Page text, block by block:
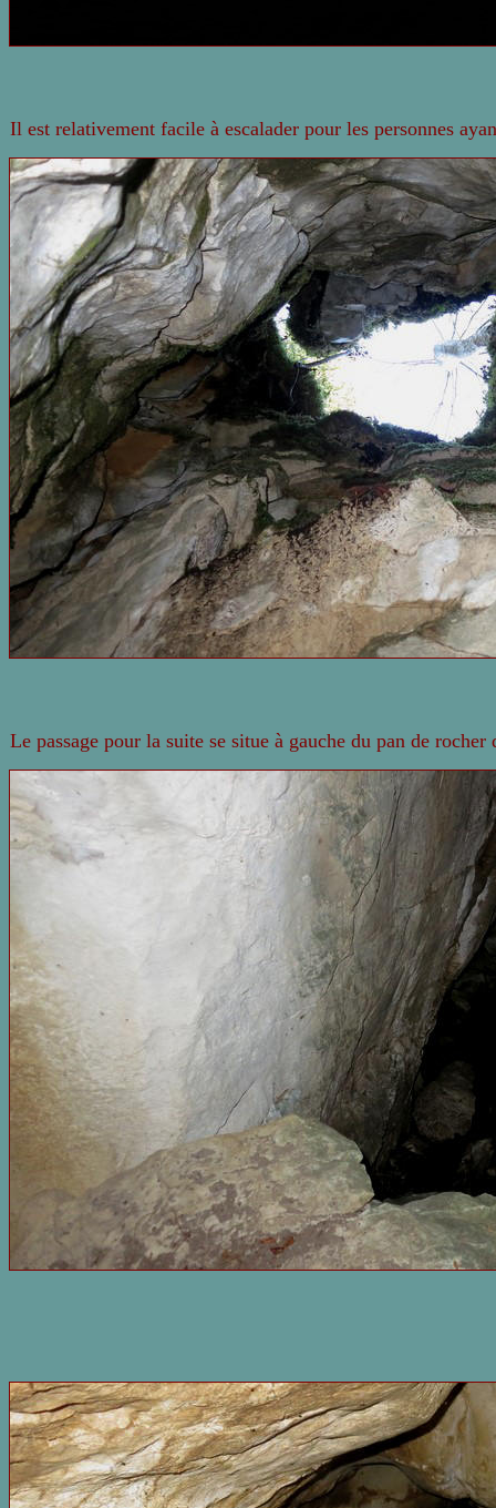
Il est relativement facile à escalader pour les personnes
Le passage pour la suite se situe à gauche du pan de rocher